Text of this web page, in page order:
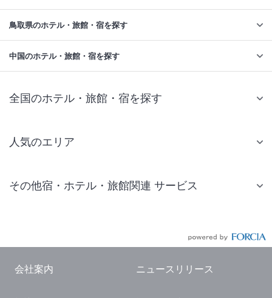
鳥取県のホテル・旅館・宿を探す
中国のホテル・旅館・宿を探す
全国のホテル・旅館・宿を探す
人気のエリア
仙台 ホテル
東京ドーム ホテル
その他宿・ホテル・旅館関連 サービス
会社案内 ニュースリリース